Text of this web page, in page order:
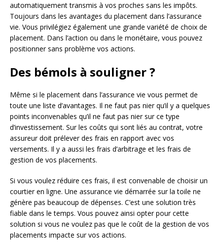
automatiquement transmis à vos proches sans les impôts.
Toujours dans les avantages du placement dans l’assurance
vie. Vous privilégiez également une grande variété de choix de
placement. Dans l’action ou dans le monétaire, vous pouvez
positionner sans problème vos actions.
Des bémols à souligner ?
Même si le placement dans l’assurance vie vous permet de
toute une liste d’avantages. Il ne faut pas nier qu’il y a quelques
points inconvenables qu’il ne faut pas nier sur ce type
d’investissement. Sur les coûts qui sont liés au contrat, votre
assureur doit prélever des frais en rapport avec vos
versements. Il y a aussi les frais d’arbitrage et les frais de
gestion de vos placements.
Si vous voulez réduire ces frais, il est convenable de choisir un
courtier en ligne. Une assurance vie démarrée sur la toile ne
génère pas beaucoup de dépenses. C’est une solution très
fiable dans le temps. Vous pouvez ainsi opter pour cette
solution si vous ne voulez pas que le coût de la gestion de vos
placements impacte sur vos actions.